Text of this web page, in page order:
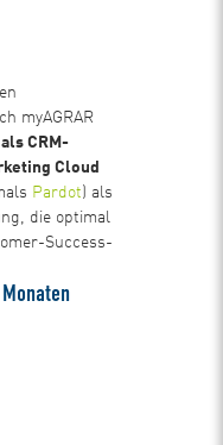
myAGRAR
CRM-
Cloud
Pardot) als
die optimal
Success-